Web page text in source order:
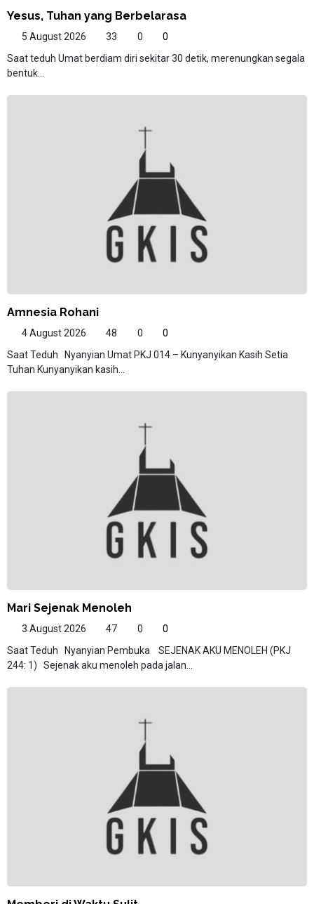
Yesus, Tuhan yang Berbelarasa
5 August 2026 33 0
0
Saat teduh Umat berdiam diri sekitar 30 detik, merenungkan segala
bentuk...
Amnesia Rohani
4 August 2026 48 0
0
Saat Teduh Nyanyian Umat PKJ 014 – Kunyanyikan Kasih Setia
Tuhan Kunyanyikan kasih...
Mari Sejenak Menoleh
3 August 2026 47 0
0
Saat Teduh Nyanyian Pembuka SEJENAK AKU MENOLEH (PKJ
244: 1) Sejenak aku menoleh pada jalan...